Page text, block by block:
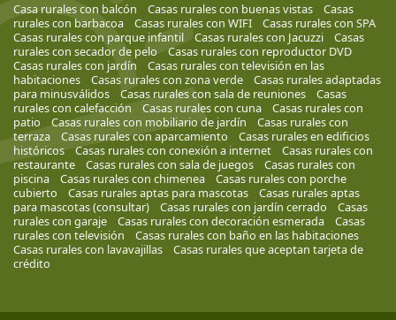
Casa rurales con balcón Casas rurales con buenas vistas
Casas
rurales con barbacoa
Casas rurales con WIFI
Casas rurales con SPA
Casas rurales con parque infantil
Casas rurales con Jacuzzi
Casas
rurales con secador de pelo
Casas rurales con reproductor DVD
Casas rurales con jardín
Casas rurales con televisión en las
habitaciones
Casas rurales con zona verde
Casas rurales adaptadas
para minusválidos
Casas rurales con sala de reuniones
Casas
rurales con calefacción
Casas rurales con cuna
Casas rurales con
patio
Casas rurales con mobiliario de jardín
Casas rurales con
terraza
Casas rurales con aparcamiento
Casas rurales en edificios
históricos
Casas rurales con conexión a internet
Casas rurales con
restaurante
Casas rurales con sala de juegos
Casas rurales con
piscina
Casas rurales con chimenea
Casas rurales con porche
cubierto
Casas rurales aptas para mascotas
Casas rurales aptas
para mascotas (consultar)
Casas rurales con jardín cerrado
Casas
rurales con garaje
Casas rurales con decoración esmerada
Casas
rurales con televisión
Casas rurales con baño en las habitaciones
Casas rurales con lavavajillas
Casas rurales que aceptan tarjeta de
crédito